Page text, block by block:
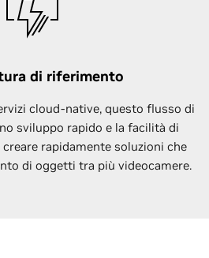
di riferimento
cloud-native, questo flusso di
sviluppo rapido e la facilità di
creare rapidamente soluzioni che
di oggetti tra più videocamere.